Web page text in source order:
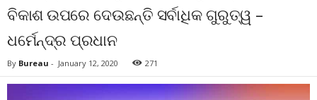
ବିକାଶ ଉପରେ ଦେଉଛନ୍ତି ସର୍ବାଧିକ ଗୁରୁତ୍ୱ –
ଧର୍ମେନ୍ଦ୍ର ପ୍ରଧାନ
By Bureau - January 12, 2020 271